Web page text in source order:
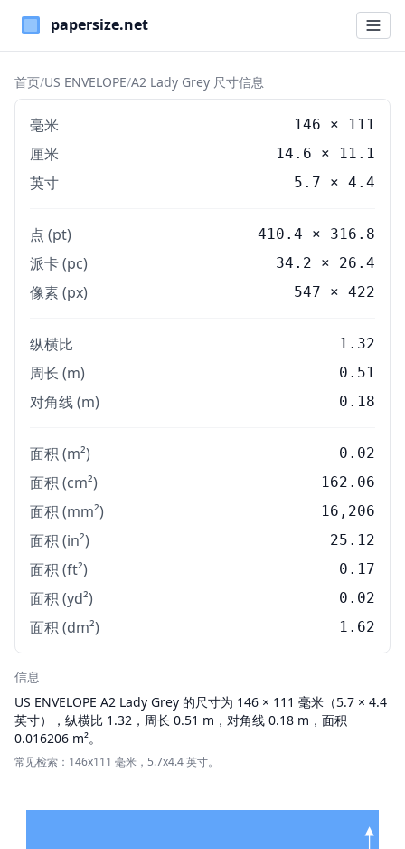
Paper Sizes
首页/US ENVELOPE/A2 Lady Grey 尺寸信息
毫米 146 × 111
厘米 14.6 × 11.1
英寸 5.7 × 4.4
点 (pt) 410.4 × 316.8
派卡 (pc) 34.2 × 26.4
像素 (px) 547 × 422
纵横比 1.32
周长 (m) 0.51
对角线 (m) 0.18
面积 (m²) 0.02
面积 (cm²) 162.06
面积 (mm²) 16,206
面积 (in²) 25.12
面积 (ft²) 0.17
面积 (yd²) 0.02
面积 (dm²) 1.62
信息
US ENVELOPE A2 Lady Grey 的尺寸为 146 × 111 毫米（5.7 × 4.4
英寸），纵横比 1.32，周长 0.51 m，对角线 0.18 m，面积
0.016206 m²。
常见检索：146x111 毫米，5.7x4.4 英寸。